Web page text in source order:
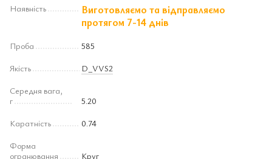
Наявність
Виготовляємо та відправляємо
протягом 7-14 днів
Проба
585
Якість
D_VVS2
Середня вага,
г
5.20
Каратність
0.74
Форма
огранювання
Круг